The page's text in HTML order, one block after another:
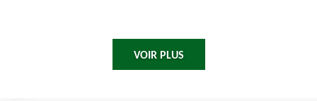
VOIR PLUS